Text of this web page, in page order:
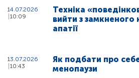
14.07.2026
10:09
Техніка
вийти з замкненого
апатії
13.07.2026
10:43
Як подбати про
менопаузи